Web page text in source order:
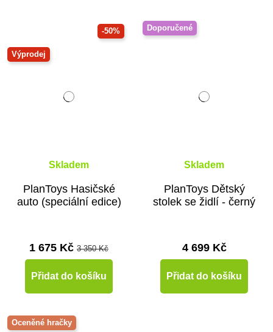
-50%
Výprodej
Skladem
PlanToys Hasičské
auto (speciální edice)
1 675 Kč 3 350 Kč
Přidat do košíku
Doporučené
Skladem
PlanToys Dětský
stolek se židlí - černý
4 699 Kč
Přidat do košíku
Oceněné hračky